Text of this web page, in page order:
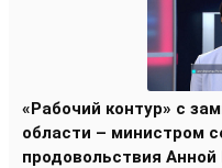
«Рабочий контур» с
области – министром
продовольствия Анной